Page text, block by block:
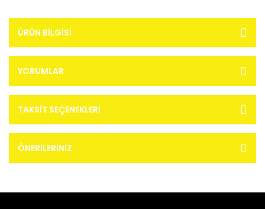
ÜRÜN BILGISI
YORUMLAR
TAKSIT SEÇENEKLERI
ÖNERILERINIZ